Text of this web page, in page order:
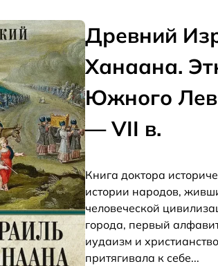
Древний
Ханаана.
Южного
— VII в.
Книга доктора
истории народов,
человеческой
города, первый
иудаизм и
притягивала к себе...